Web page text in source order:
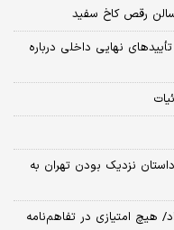
رقص کاخ سفید
نهایی داخلی درباره
نزدیک بودن تهران به
هیچ امتیازی در تفاهم‌نامه